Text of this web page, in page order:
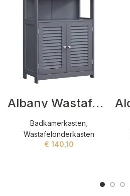
Albany Wastafelonderkasten Antraciet
Badkamerkasten
Wastafelonderkasten
€ 140,10